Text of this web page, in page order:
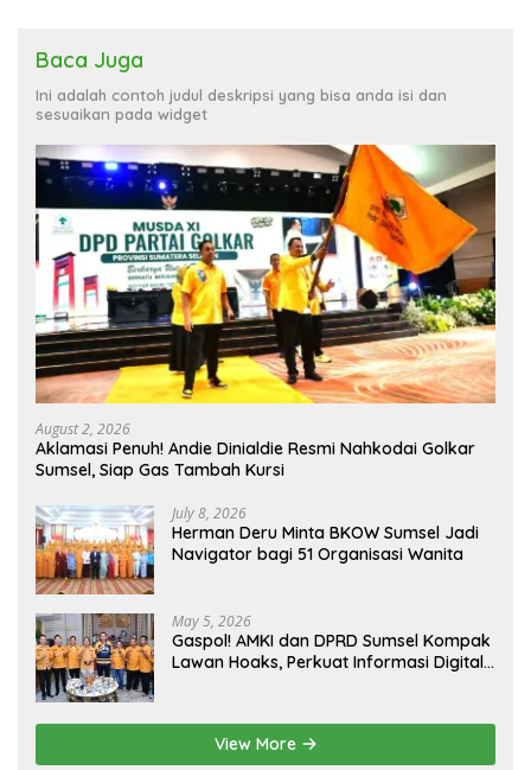
Baca Juga
Ini adalah contoh judul deskripsi yang bisa anda isi dan
sesuaikan pada widget
August 2, 2026
Aklamasi Penuh! Andie Dinialdie Resmi Nahkodai Golkar
Sumsel, Siap Gas Tambah Kursi
July 8, 2026
Herman Deru Minta BKOW Sumsel Jadi
Navigator bagi 51 Organisasi Wanita
May 5, 2026
Gaspol! AMKI dan DPRD Sumsel Kompak
Lawan Hoaks, Perkuat Informasi Digital
View More